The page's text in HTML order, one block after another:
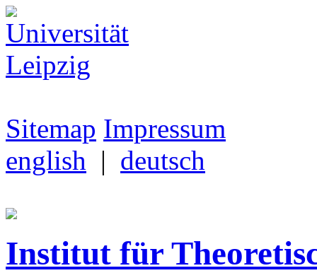
Sitemap Impressum
english | deutsch
Institut für